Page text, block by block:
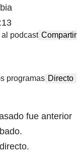
al podcast Compartir
programas Directo
fue anterior